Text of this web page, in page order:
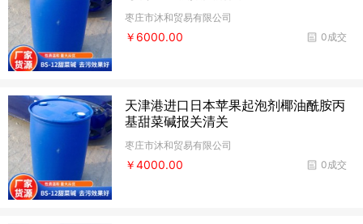
枣庄市沐和贸易有限公司
0成交
￥6000.00
天津港进口日本苹果起泡剂椰油酰胺丙
基甜菜碱报关清关
枣庄市沐和贸易有限公司
0成交
￥4000.00